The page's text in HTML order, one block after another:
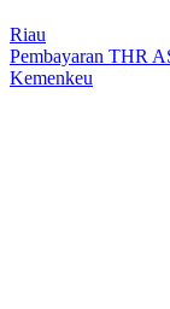
Riau
Pembayaran THR
Kemenkeu